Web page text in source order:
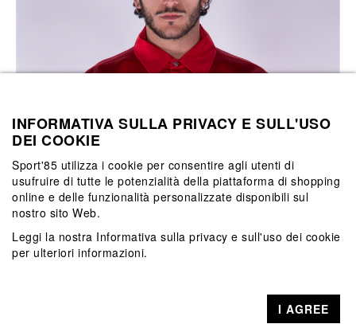
INFORMATIVA SULLA PRIVACY E SULL'USO
DEI COOKIE
Sport'85 utilizza i cookie per consentire agli utenti di
usufruire di tutte le potenzialità della piattaforma di shopping
online e delle funzionalità personalizzate disponibili sul
nostro sito Web.
Leggi la nostra Informativa sulla privacy e sull'uso dei cookie
per ulteriori informazioni.
I AGREE